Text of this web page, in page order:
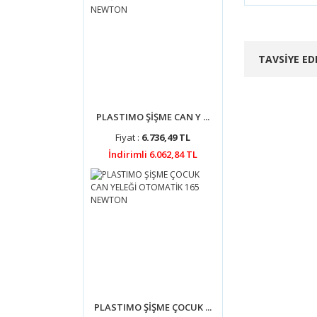
PLASTIMO ŞİŞME CAN Y ...
Fiyat : 6.736,49 TL
İndirimli 6.062,84 TL
PLASTIMO ŞİŞME ÇOCUK ...
Ürün
TAVSİYE